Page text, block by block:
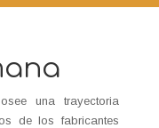
una trayectoria
de los fabricantes